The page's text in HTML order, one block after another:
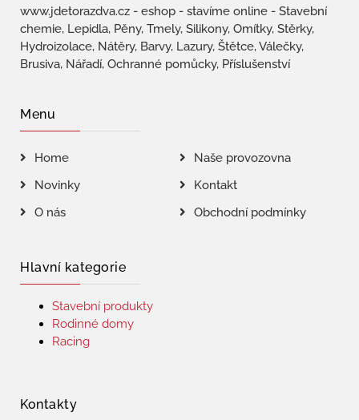
www.jdetorazdva.cz - eshop - stavíme online - Stavební
chemie, Lepidla, Pěny, Tmely, Silikony, Omítky, Stěrky,
Hydroizolace, Nátěry, Barvy, Lazury, Štětce, Válečky,
Brusiva, Nářadí, Ochranné pomůcky, Příslušenství
Menu
Home
Naše provozovna
Novinky
Kontakt
O nás
Obchodní podmínky
Hlavní kategorie
Stavební produkty
Rodinné domy
Racing
Kontakty